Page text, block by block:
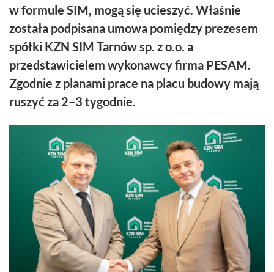
w formule SIM, mogą się ucieszyć. Właśnie
została podpisana umowa pomiędzy prezesem
spółki KZN SIM Tarnów sp. z o.o. a
przedstawicielem wykonawcy firma PESAM.
Zgodnie z planami prace na placu budowy mają
ruszyć za 2–3 tygodnie.